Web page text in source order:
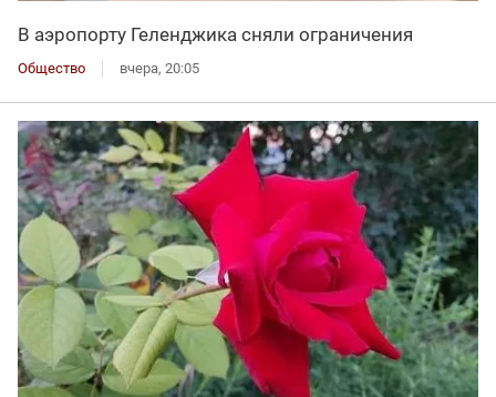
В аэропорту Геленджика сняли ограничения
Общество вчера, 20:05